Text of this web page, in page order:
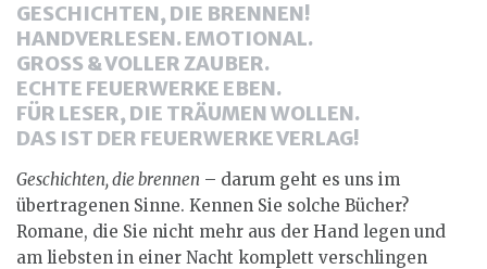
GESCHICHTEN, DIE BRENNEN!
HANDVERLESEN. EMOTIONAL.
GROSS & VOLLER ZAUBER.
ECHTE FEUERWERKE EBEN.
FÜR LESER, DIE TRÄUMEN WOLLEN.
DAS IST DER FEUERWERKE VERLAG!
Geschichten, die brennen – darum geht es uns im
übertragenen Sinne. Kennen Sie solche Bücher?
Romane, die Sie nicht mehr aus der Hand legen und
am liebsten in einer Nacht komplett verschlingen